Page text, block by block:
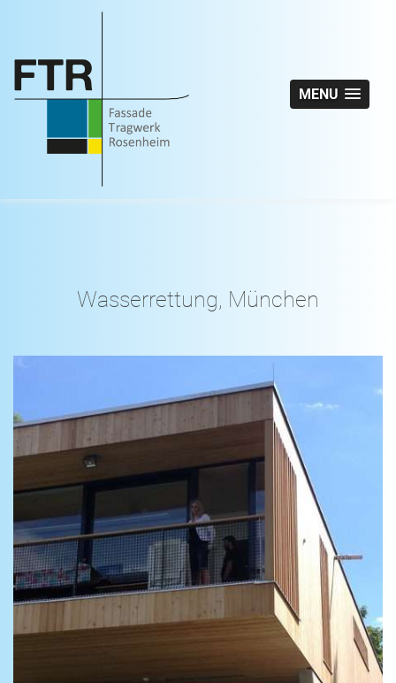
MENU
Wasserrettung, München
thumbnail loading